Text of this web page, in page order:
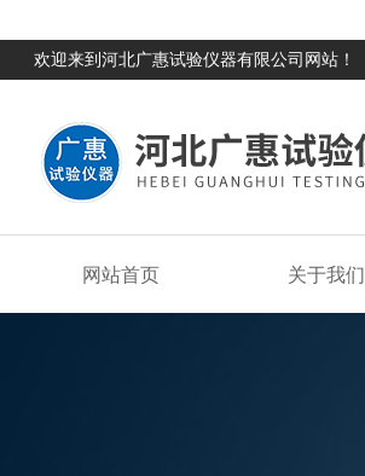
欢迎来到河北广惠试验仪器有限公司网站！
网站首页 关于我们